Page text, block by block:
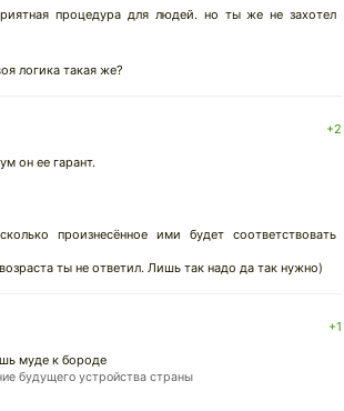
процедура для людей. но ты же не захотел
логика такая же?
+2
он ее гарант.
произнесённое ими будет соответствовать
ты не ответил. Лишь так надо да так нужно)
+1
муде к бороде
будущего устройства страны